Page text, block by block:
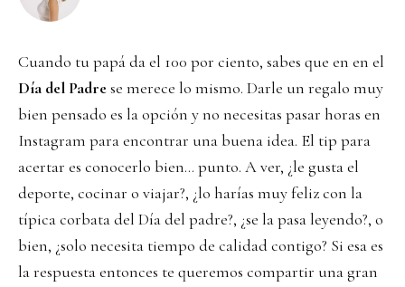
Cuando tu papá da el 100 por ciento, sabes que en en el
Día del Padrese merece lo mismo. Darle un regalo muy
bien pensado es la opción y no necesitas pasar horas en
Instagram para encontrar una buena idea. El tip para
acertar es conocerlo bien… punto. A ver, ¿le gusta el
deporte, cocinar o viajar?, ¿lo harías muy feliz con la
típica corbata del Día del padre?, ¿se la pasa leyendo?, o
bien, ¿solo necesita tiempo de calidad contigo? Si esa es
la respuesta entonces te queremos compartir una gran